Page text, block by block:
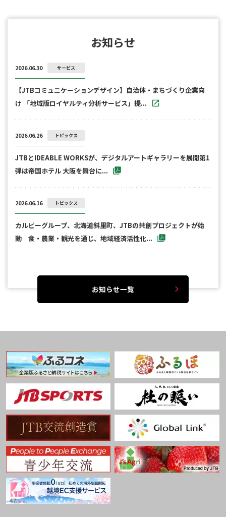
お知らせ
2026.06.30 サービス
【JTBコミュニケーションデザイン】自治体・まちづくり企業向
け 「地域版ロイヤルティ分析サービス」提...
2026.06.26 トピックス
JTBとIDEABLE WORKSが、デジタルアートギャラリーを展開第1
弾は帝国ホテル 大阪を舞台に...
2026.06.16 トピックス
カルビーグループ、北海道斜里町、JTBの共創プロジェクトが始
動 食・農業・観光を通じ、地域経済活性化...
お知らせ一覧